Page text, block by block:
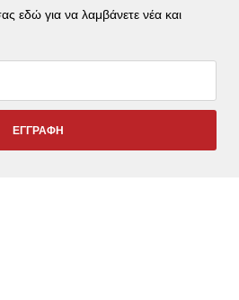
εδώ για να λαμβάνετε νέα και